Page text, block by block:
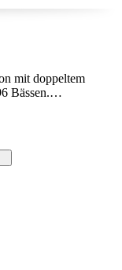
mit doppeltem
Bässen.
A Mano-
die ein äußerst
Kontrafagott-